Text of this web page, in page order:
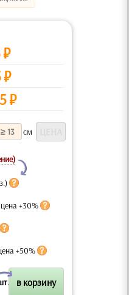
₽
₽
₽
см
Y
+30%
+50%